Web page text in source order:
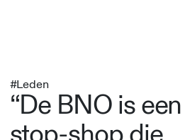
#Leden
“De BNO is